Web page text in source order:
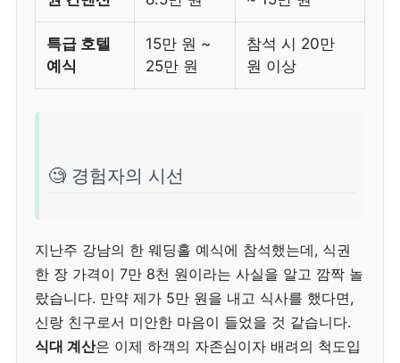
특급 호텔
예식
15만 원 ~
25만 원
참석 시 20만
원 이상
🧐 경험자의 시선
지난주 강남의 한 웨딩홀 예식에 참석했는데, 식권
한 장 가격이 7만 8천 원이라는 사실을 알고 깜짝 놀
랐습니다. 만약 제가 5만 원을 내고 식사를 했다면,
신랑 친구로서 미안한 마음이 들었을 것 같습니다.
식대 계산은 이제 하객의 자존심이자 배려의 척도입